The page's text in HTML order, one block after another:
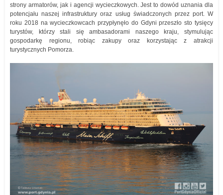
strony armatorów, jak i agencji wycieczkowych. Jest to dowód uznania dla
potencjału naszej infrastruktury oraz usług świadczonych przez port. W
roku 2018 na wycieczkowcach przypłynęło do Gdyni przeszło sto tysięcy
turystów, którzy stali się ambasadorami naszego kraju, stymulując
gospodarkę regionu, robiąc zakupy oraz korzystając z atrakcji
turystycznych Pomorza.